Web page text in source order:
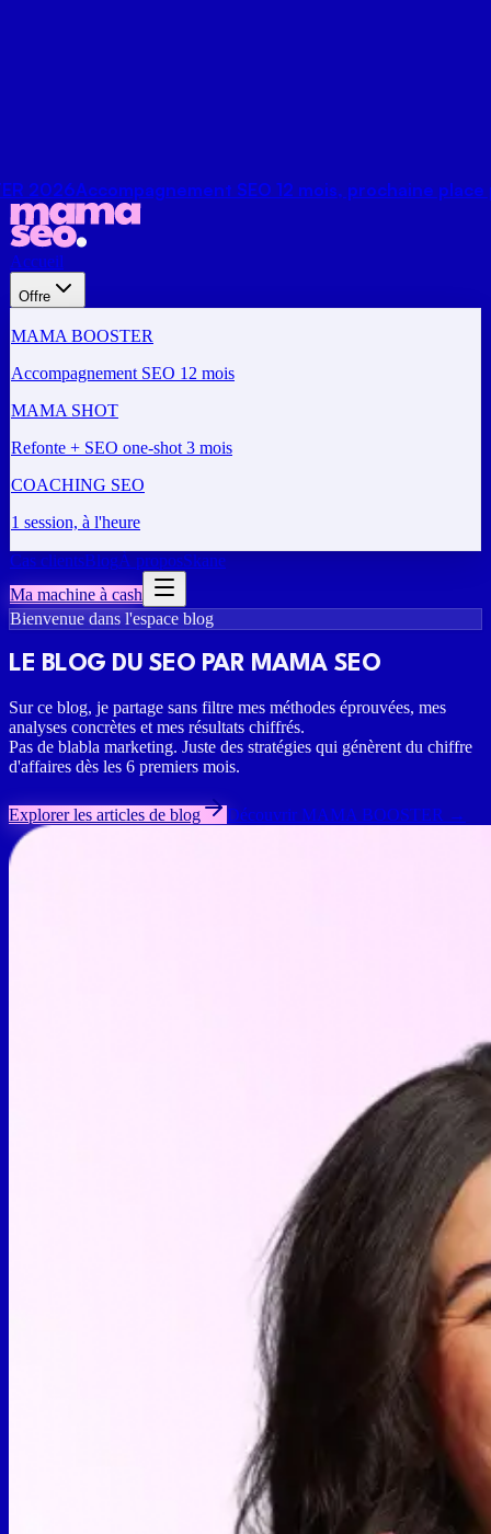
Accompagnement SEO 12 mois, prochaine place pour
Accueil
Offre
MAMA BOOSTER
Accompagnement SEO 12 mois
MAMA SHOT
Refonte + SEO one-shot 3 mois
COACHING SEO
1 session, à l'heure
Cas clientsBlogÀ proposSkane
Ma machine à cash
Bienvenue dans l'espace blog
LE BLOG DU SEO PAR MAMA SEO
Sur ce blog, je partage sans filtre mes méthodes éprouvées, mes
analyses concrètes et mes résultats chiffrés.
Pas de blabla marketing. Juste des stratégies qui génèrent du chiffre
d'affaires dès les 6 premiers mois.
Explorer les articles de blog Découvrir MAMA BOOSTER →